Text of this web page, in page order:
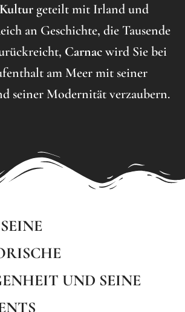
geteilt mit Irland und
an Geschichte, die Tausende
Carnacwird Sie bei
am Meer mit seiner
seiner Modernität verzaubern.
UND SEINE